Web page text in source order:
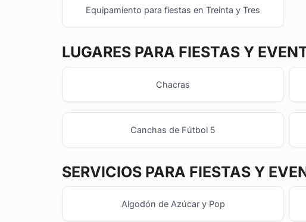
Equipamiento para fiestas en Treinta y Tres
LUGARES PARA FIESTAS Y
Chacras
Canchas de Fútbol 5
SERVICIOS PARA FIESTAS Y
Algodón de Azúcar y Pop